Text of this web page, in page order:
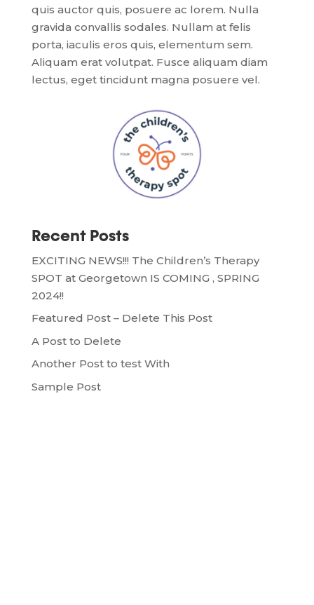
quis auctor quis, posuere ac lorem. Nulla
gravida convallis sodales. Nullam at felis
porta, iaculis eros quis, elementum sem.
Aliquam erat volutpat. Fusce aliquam diam
lectus, eget tincidunt magna posuere vel.
Recent Posts
EXCITING NEWS!!! The Children’s Therapy
SPOT at Georgetown IS COMING , SPRING
2024!!
Featured Post – Delete This Post
A Post to Delete
Another Post to test With
Sample Post